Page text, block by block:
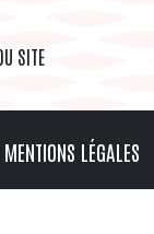
SITE
MENTIONS LÉGALES